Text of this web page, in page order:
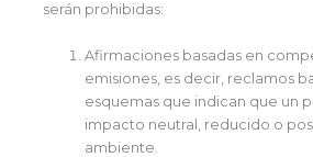
serán prohibidas:
Afirmaciones basadas en
emisiones, es decir, reclamos
esquemas que indican que un
impacto neutral, reducido o
ambiente.